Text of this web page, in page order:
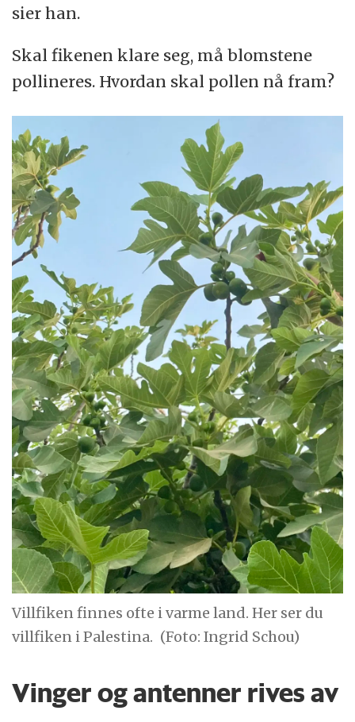
sier han.
Skal fikenen klare seg, må blomstene
pollineres. Hvordan skal pollen nå fram?
Villfiken finnes ofte i varme land. Her ser du
villfiken i Palestina. (Foto: Ingrid Schou)
Vinger og antenner rives av